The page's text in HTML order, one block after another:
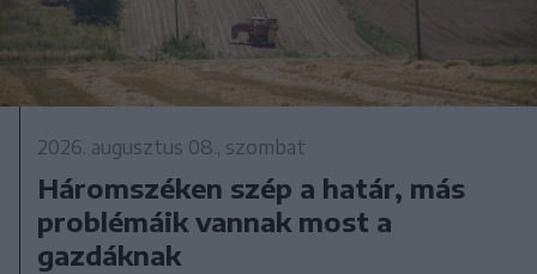
2026. augusztus 08., szombat
Háromszéken szép a határ, más
problémáik vannak most a
gazdáknak